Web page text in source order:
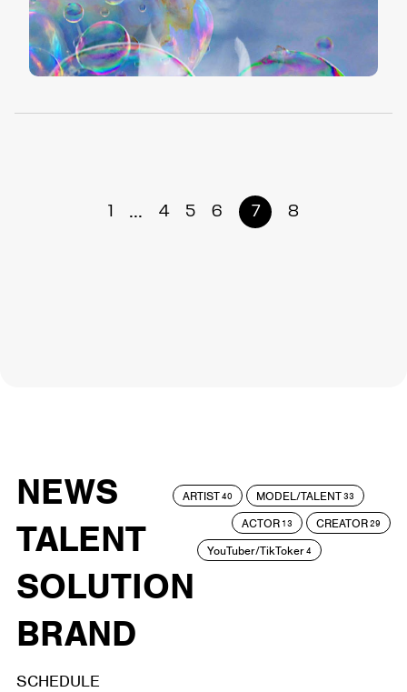
1 ... 4 5 6 7 8
NEWS
TALENT
SOLUTION
BRAND
ARTIST40 MODEL/TALENT33
ACTOR 13 CREATOR29
YouTuber/TikToker4
SCHEDULE